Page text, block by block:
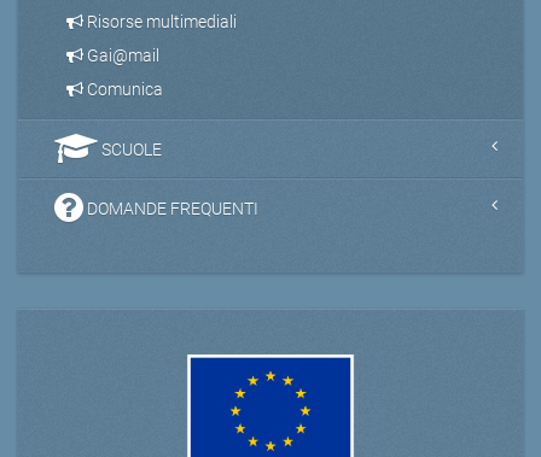
Risorse multimediali
Gai@mail
Comunica
SCUOLE
DOMANDE FREQUENTI